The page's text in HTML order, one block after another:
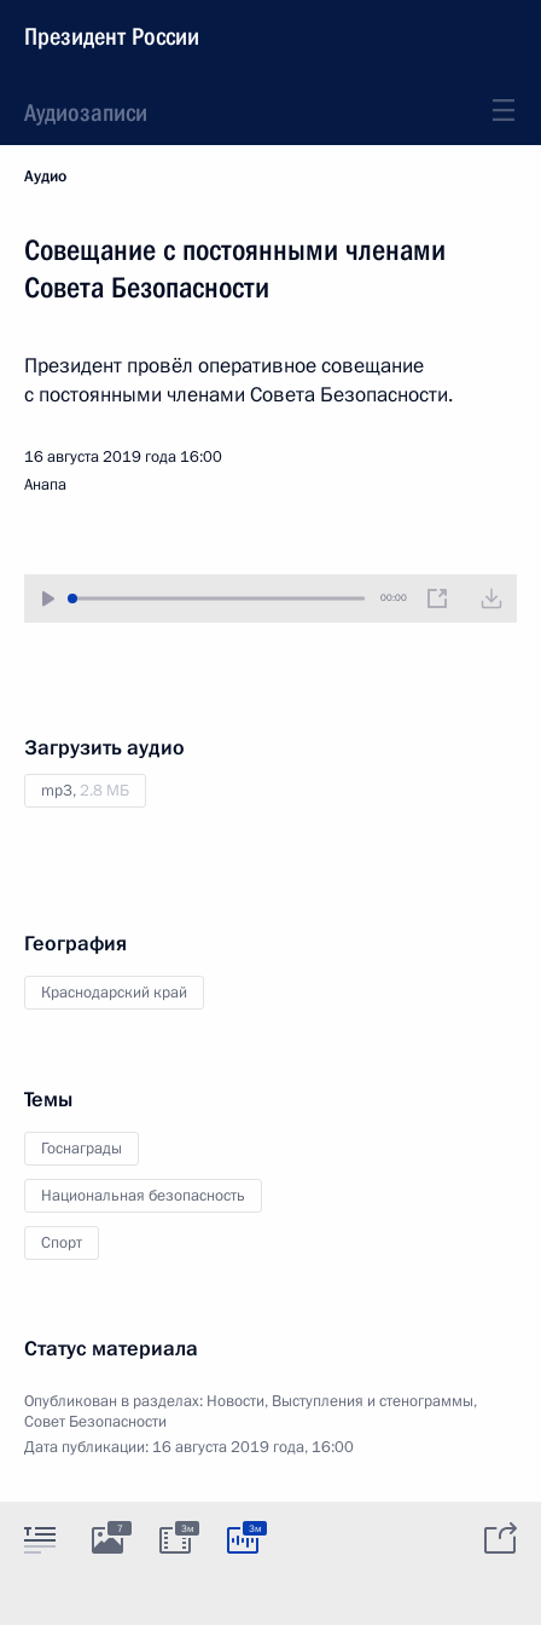
Президент России
Аудиозаписи
Аудио
Совещание с постоянными членами
Совета Безопасности
Президент провёл оперативное совещание
с постоянными членами Совета Безопасности.
16 августа 2019 года 16:00
Анапа
00:00
Загрузить аудио
mp3, 2.8 МБ
География
Краснодарский край
Темы
Госнаграды
Национальная безопасность
Спорт
Статус материала
Опубликован в разделах: Новости, Выступления и стенограммы,
Совет Безопасности
Дата публикации: 16 августа 2019 года, 16:00
7 3м 3м